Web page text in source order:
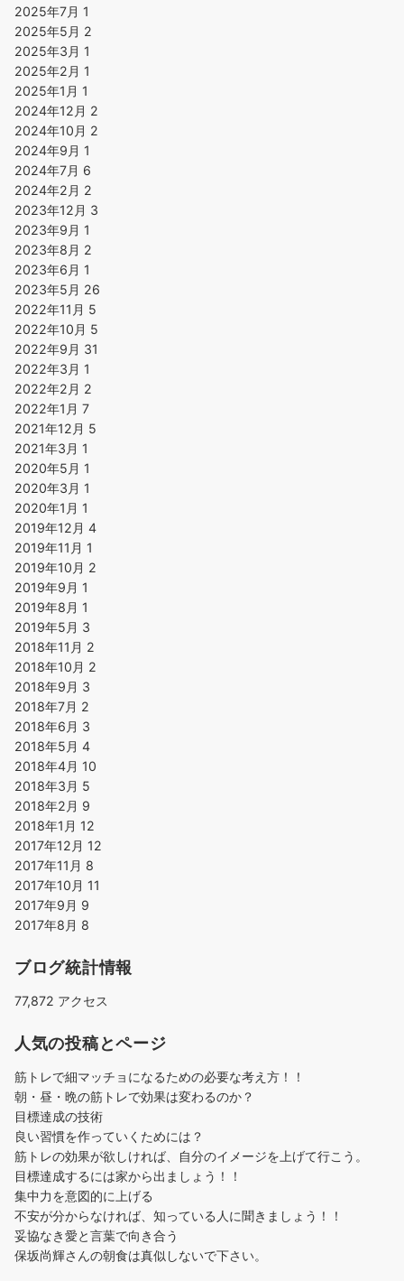
2025年7月 1
2025年5月 2
2025年3月 1
2025年2月 1
2025年1月 1
2024年12月 2
2024年10月 2
2024年9月 1
2024年7月 6
2024年2月 2
2023年12月 3
2023年9月 1
2023年8月 2
2023年6月 1
2023年5月 26
2022年11月 5
2022年10月 5
2022年9月 31
2022年3月 1
2022年2月 2
2022年1月 7
2021年12月 5
2021年3月 1
2020年5月 1
2020年3月 1
2020年1月 1
2019年12月 4
2019年11月 1
2019年10月 2
2019年9月 1
2019年8月 1
2019年5月 3
2018年11月 2
2018年10月 2
2018年9月 3
2018年7月 2
2018年6月 3
2018年5月 4
2018年4月 10
2018年3月 5
2018年2月 9
2018年1月 12
2017年12月 12
2017年11月 8
2017年10月 11
2017年9月 9
2017年8月 8
ブログ統計情報
77,872 アクセス
人気の投稿とページ
筋トレで細マッチョになるための必要な考え方！！
朝・昼・晩の筋トレで効果は変わるのか？
目標達成の技術
良い習慣を作っていくためには？
筋トレの効果が欲しければ、自分のイメージを上げて行こう。
目標達成するには家から出ましょう！！
集中力を意図的に上げる
不安が分からなければ、知っている人に聞きましょう！！
妥協なき愛と言葉で向き合う
保坂尚輝さんの朝食は真似しないで下さい。